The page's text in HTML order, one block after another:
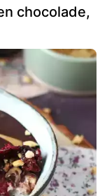
chocolade,